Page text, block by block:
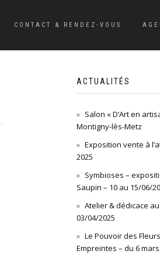
CONTACT & RENDEZ-VOUS
ACTUALITÉS
Salon « D’Art en
Montigny-lès-Metz
Exposition vente à
2025
Symbioses –
Saupin – 10 au 15/06/
Atelier & dédicace
03/04/2025
Le Pouvoir des
Empreintes – du 6